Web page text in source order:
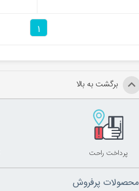
1
برگشت به بالا
پرداخت راحت
محصولات پرفروش